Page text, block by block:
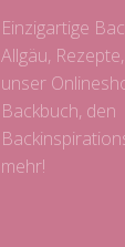
Einzigartige
Allgäu,
unser
Backbuch, den
mehr!